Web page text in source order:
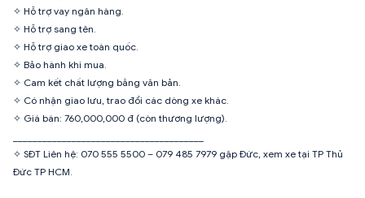
✧ Hỗ trợ vay ngân hàng.
✧ Hỗ trợ sang tên.
✧ Hỗ trợ giao xe toàn quốc.
✧ Bảo hành khi mua.
✧ Cam kết chất lượng bằng văn bản.
✧ Có nhận giao lưu, trao đổi các dòng xe khác.
✧ Giá bán: 760,000,000 đ (còn thương lượng).
✧ SĐT Liên hệ: 070 555 5500 – 079 485 7979 gặp Đức, xem xe tại TP Thủ
Đức TP HCM.